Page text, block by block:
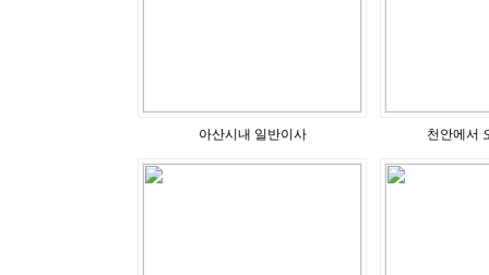
아산시내 일반이사 천안에서